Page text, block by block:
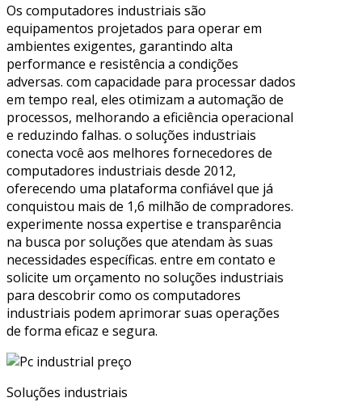
Os computadores industriais são
equipamentos projetados para operar em
ambientes exigentes, garantindo alta
performance e resistência a condições
adversas. com capacidade para processar dados
em tempo real, eles otimizam a automação de
processos, melhorando a eficiência operacional
e reduzindo falhas. o soluções industriais
conecta você aos melhores fornecedores de
computadores industriais desde 2012,
oferecendo uma plataforma confiável que já
conquistou mais de 1,6 milhão de compradores.
experimente nossa expertise e transparência
na busca por soluções que atendam às suas
necessidades específicas. entre em contato e
solicite um orçamento no soluções industriais
para descobrir como os computadores
industriais podem aprimorar suas operações
de forma eficaz e segura.
Soluções industriais